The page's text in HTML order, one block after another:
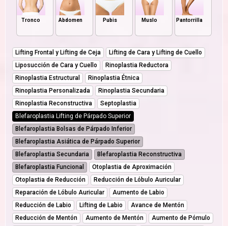
Tronco Abdomen Pubis Muslo Pantorrilla
Lifting Frontal y Lifting de Ceja
Lifting de Cara y Lifting de Cuello
Liposucción de Cara y Cuello
Rinoplastia Reductora
Rinoplastia Estructural
Rinoplastia Étnica
Rinoplastia Personalizada
Rinoplastia Secundaria
Rinoplastia Reconstructiva
Septoplastia
Blefaroplastia Lifting de Párpado Superior
Blefaroplastia Bolsas de Párpado Inferior
Blefaroplastia Asiática de Párpado Superior
Blefaroplastia Secundaria
Blefaroplastia Reconstructiva
Blefaroplastia Funcional
Otoplastia de Aproximación
Otoplastia de Reducción
Reducción de Lóbulo Auricular
Reparación de Lóbulo Auricular
Aumento de Labio
Reducción de Labio
Lifting de Labio
Avance de Mentón
Reducción de Mentón
Aumento de Mentón
Aumento de Pómulo